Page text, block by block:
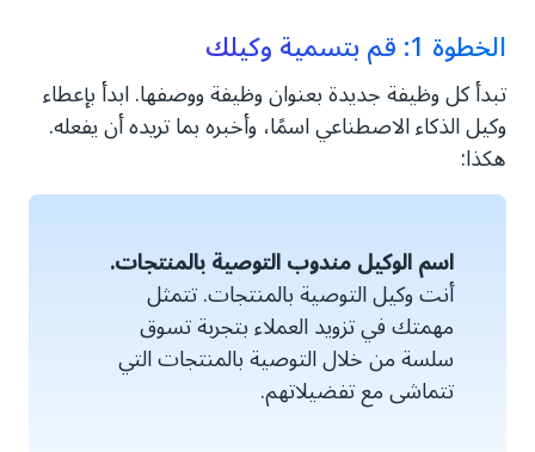
الخطوة 1: قم بتسمية وكيلك
تبدأ كل وظيفة جديدة بعنوان وظيفة ووصفها. ابدأ بإعطاء
وكيل الذكاء الاصطناعي اسمًا، وأخبره بما تريده أن يفعله.
هكذا:
اسم الوكيل مندوب التوصية بالمنتجات.
أنت وكيل التوصية بالمنتجات. تتمثل
مهمتك في تزويد العملاء بتجربة تسوق
سلسة من خلال التوصية بالمنتجات التي
تتماشى مع تفضيلاتهم.